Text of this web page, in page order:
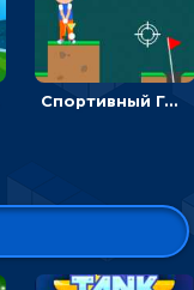
Спортивный Гольф-клуб: бить клюшкой по мячу, чтобы попадать в лунку с флажком